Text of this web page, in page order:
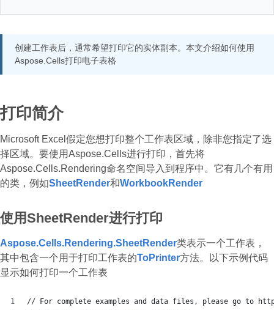
创建工作表后，通常希望打印它的实体副本。本文介绍如何使用
Aspose.Cells打印电子表格
打印简介
Microsoft Excel假定您想打印整个工作表区域，除非您指定了选
择区域。要使用Aspose.Cells进行打印，首先将
Aspose.Cells.Rendering命名空间导入到程序中。它有几个有用
的类，例如SheetRender和WorkbookRender
使用SheetRender进行打印
Aspose.Cells.Rendering.SheetRender类表示一个工作表，
其中包含一个用于打印工作表的ToPrinter方法。以下示例代码
显示如何打印一个工作表
// For complete examples and data files, please go to